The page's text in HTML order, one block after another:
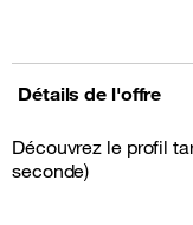
Détails de l'offre
Découvrez le profil
seconde)